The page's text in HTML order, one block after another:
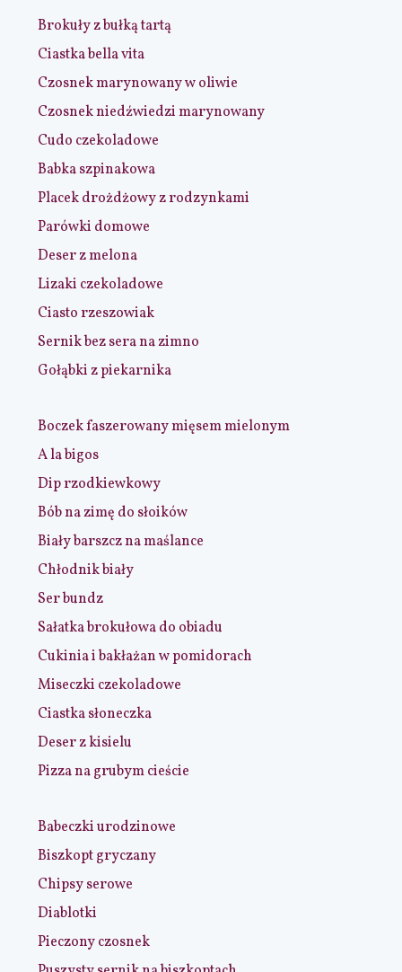
Brokuły z bułką tartą
Ciastka bella vita
Czosnek marynowany w oliwie
Czosnek niedźwiedzi marynowany
Cudo czekoladowe
Babka szpinakowa
Placek drożdżowy z rodzynkami
Parówki domowe
Deser z melona
Lizaki czekoladowe
Ciasto rzeszowiak
Sernik bez sera na zimno
Gołąbki z piekarnika
Boczek faszerowany mięsem mielonym
A la bigos
Dip rzodkiewkowy
Bób na zimę do słoików
Biały barszcz na maślance
Chłodnik biały
Ser bundz
Sałatka brokułowa do obiadu
Cukinia i bakłażan w pomidorach
Miseczki czekoladowe
Ciastka słoneczka
Deser z kisielu
Pizza na grubym cieście
Babeczki urodzinowe
Biszkopt gryczany
Chipsy serowe
Diablotki
Pieczony czosnek